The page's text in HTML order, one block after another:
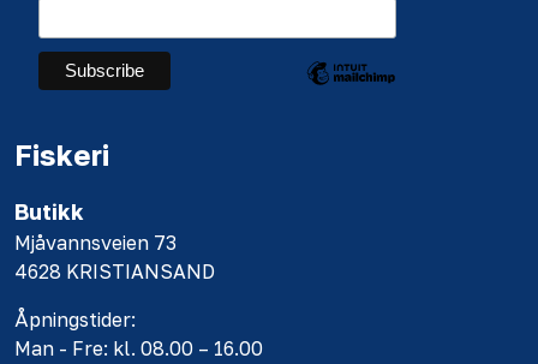
Fiskeri
Butikk
Mjåvannsveien 73
4628 KRISTIANSAND
Åpningstider:
Man - Fre: kl. 08.00 – 16.00